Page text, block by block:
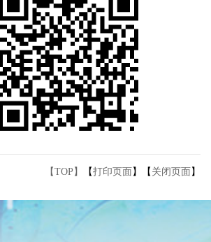
【TOP】 【打印页面 】【 关闭页面 】